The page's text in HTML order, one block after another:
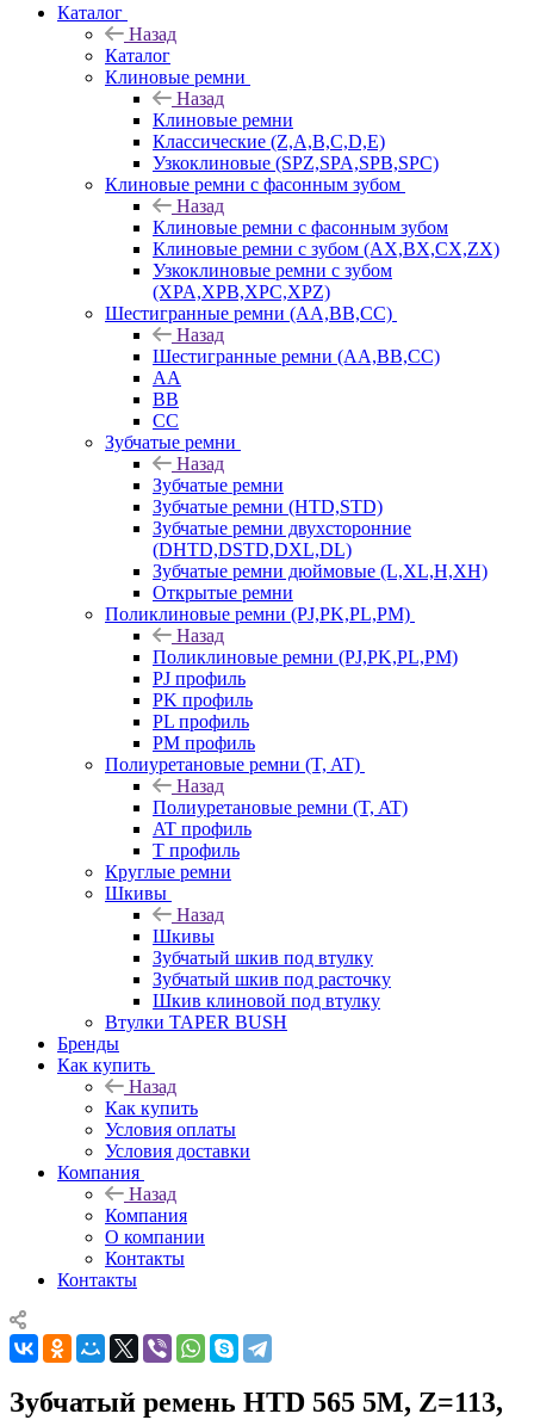
Каталог
Назад
Каталог
Клиновые ремни
Назад
Клиновые ремни
Классические (Z,A,B,C,D,E)
Узкоклиновые (SPZ,SPA,SPB,SPC)
Клиновые ремни с фасонным зубом
Назад
Клиновые ремни с фасонным зубом
Клиновые ремни с зубом (AX,BX,CX,ZX)
Узкоклиновые ремни с зубом
(XPA,XPB,XPC,XPZ)
Шестигранные ремни (AA,BB,CC)
Назад
Шестигранные ремни (AA,BB,CC)
AA
BB
CC
Зубчатые ремни
Назад
Зубчатые ремни
Зубчатые ремни (HTD,STD)
Зубчатые ремни двухсторонние
(DHTD,DSTD,DXL,DL)
Зубчатые ремни дюймовые (L,XL,H,XH)
Открытые ремни
Поликлиновые ремни (PJ,PK,PL,PM)
Назад
Поликлиновые ремни (PJ,PK,PL,PM)
PJ профиль
PK профиль
PL профиль
PM профиль
Полиуретановые ремни (T, AT)
Назад
Полиуретановые ремни (T, AT)
AT профиль
T профиль
Круглые ремни
Шкивы
Назад
Шкивы
Зубчатый шкив под втулку
Зубчатый шкив под расточку
Шкив клиновой под втулку
Втулки TAPER BUSH
Бренды
Как купить
Назад
Как купить
Условия оплаты
Условия доставки
Компания
Назад
Компания
О компании
Контакты
Контакты
Зубчатый ремень HTD 565 5M, Z=113,